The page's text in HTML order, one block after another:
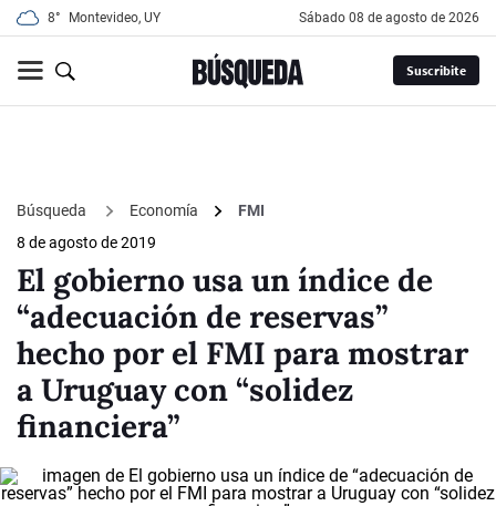
8° Montevideo, UY sábado 08 de agosto de 2026
Suscribite
Búsqueda Economía
FMI
8 de agosto de 2019
El gobierno usa un índice de
“adecuación de reservas”
hecho por el FMI para mostrar
a Uruguay con “solidez
financiera”